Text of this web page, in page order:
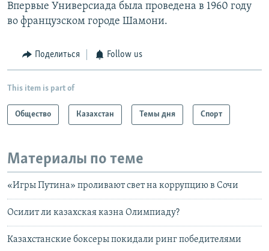
Впервые Универсиада была проведена в 1960 году
во французском городе Шамони.
Поделиться Follow us
This item is part of
Общество Казахстан Темы дня Спорт
Материалы по теме
«Игры Путина» проливают свет на коррупцию в Сочи
Осилит ли казахская казна Олимпиаду?
Казахстанские боксеры покидали ринг победителями